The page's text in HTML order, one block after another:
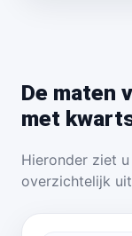
De maten
met
Hieronder ziet
overzichtelijk